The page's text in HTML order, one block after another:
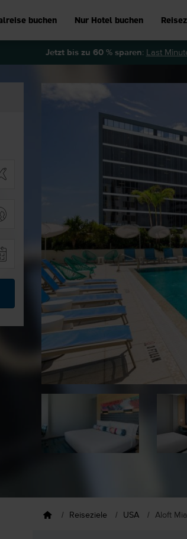
buchen Nur Hotel buchen
Jetzt bis zu 60 % sparen: Last
Reiseziele USA Aloft